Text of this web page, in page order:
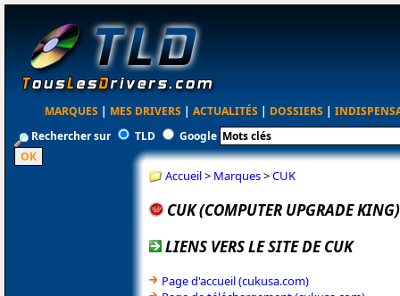
MARQUES | MES DRIVERS | ACTUALITÉS | DOSSIERS |
Rechercher sur
TLD Google
Accueil> Marques>CUK
CUK (COMPUTER UPGRADE KING)
LIENS VERS LE SITE DE CUK
Page d'accueil (cukusa.com)